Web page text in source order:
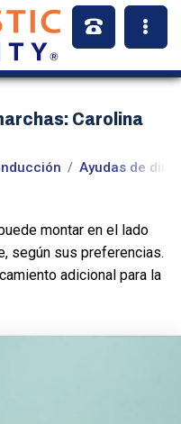
Carolina
Ayudas de
montar en el lado
según sus preferencias.
adicional para la